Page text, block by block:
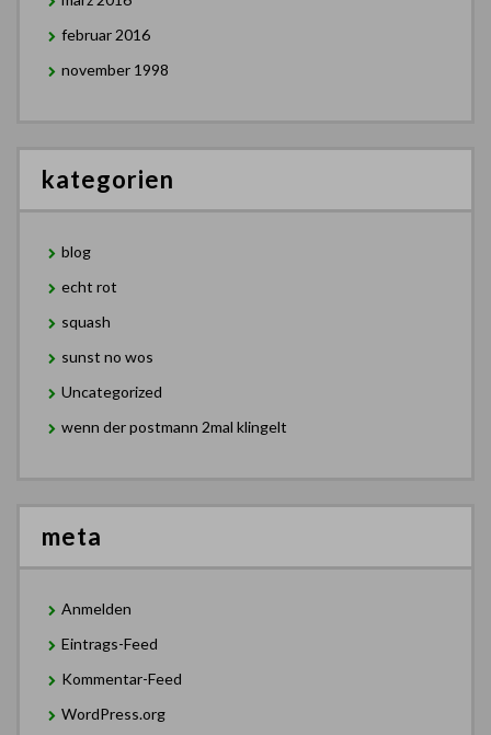
februar 2016
november 1998
kategorien
blog
echt rot
squash
sunst no wos
Uncategorized
wenn der postmann 2mal klingelt
meta
Anmelden
Eintrags-Feed
Kommentar-Feed
WordPress.org